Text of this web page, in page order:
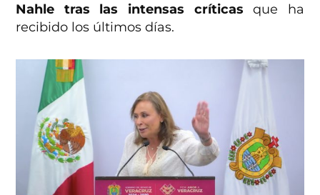
Nahle tras las intensas críticas que ha
recibido los últimos días.